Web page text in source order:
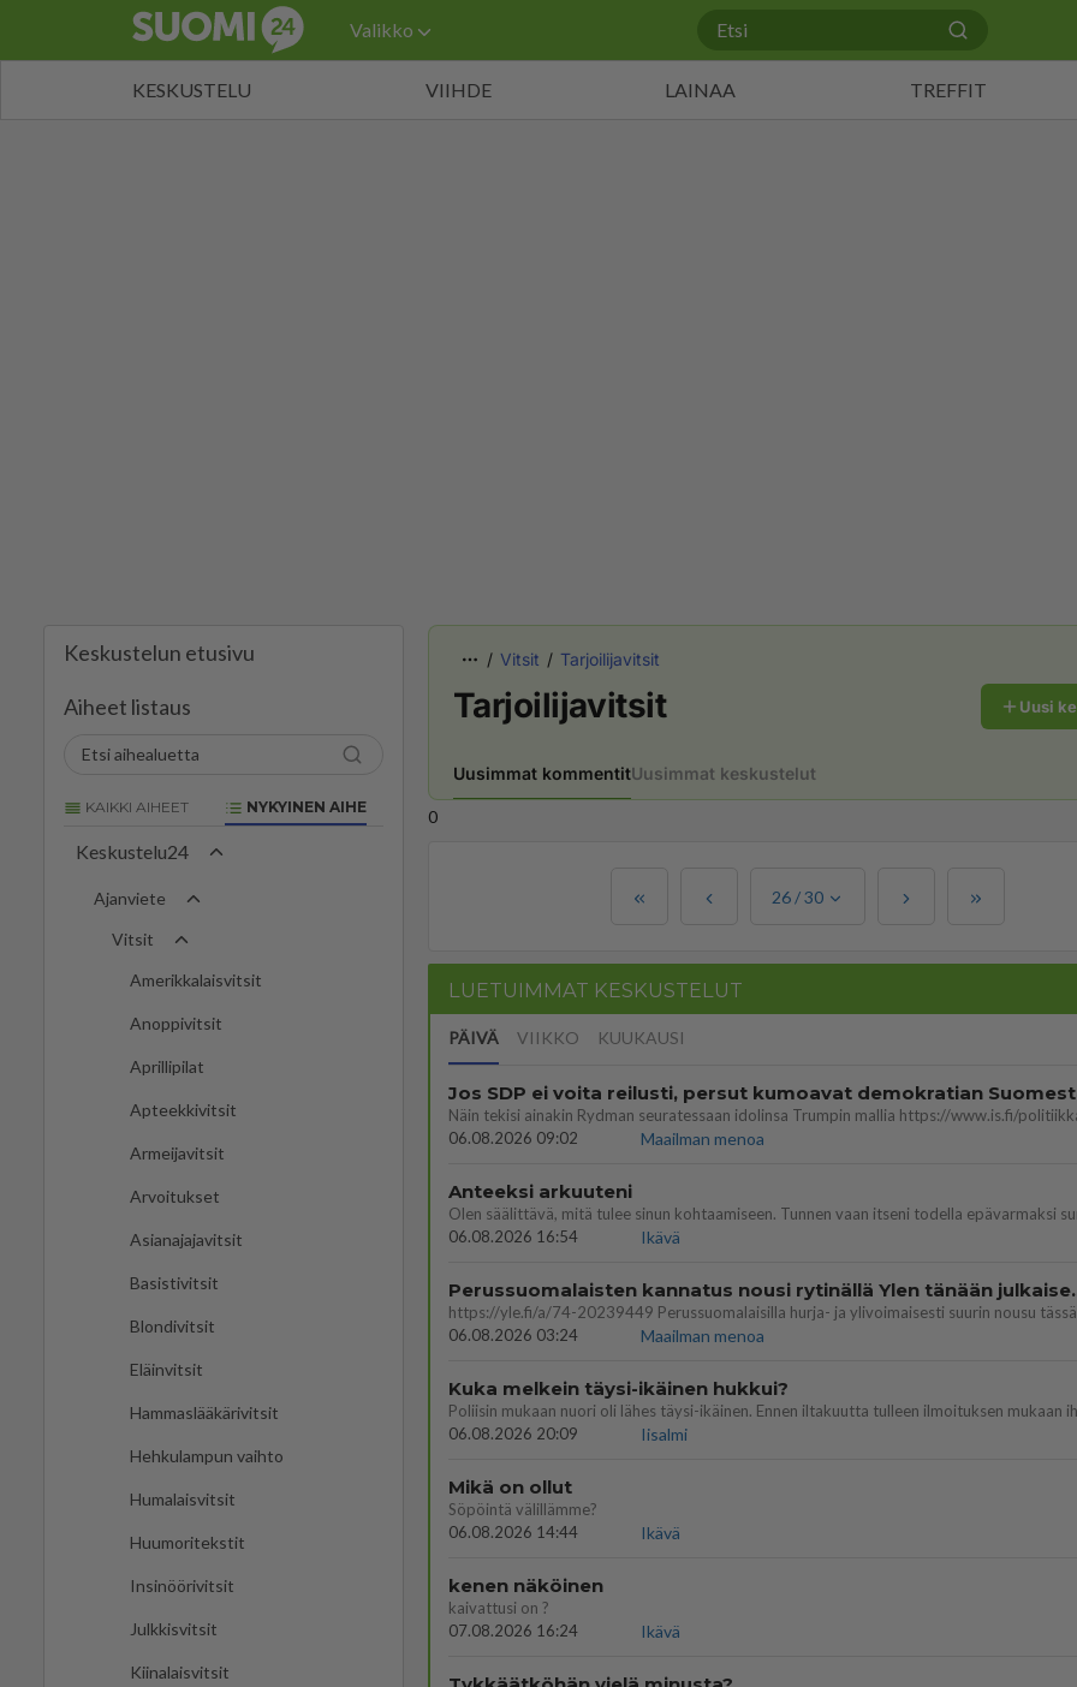
Valikko
KESKUSTELU VIIHDE LAINAA TREFFIT
Keskustelun etusivu
Aiheet listaus
KAIKKI AIHEET NYKYINEN AIHE
Keskustelu24
Ajanviete
Vitsit
Amerikkalaisvitsit
Anoppivitsit
Aprillipilat
Apteekkivitsit
Armeijavitsit
Arvoitukset
Asianajajavitsit
Basistivitsit
Blondivitsit
Eläinvitsit
Hammaslääkärivitsit
Hehkulampun vaihto
Humalaisvitsit
Huumoritekstit
Insinöörivitsit
Julkkisvitsit
Kiinalaisvitsit
Vitsit Tarjoilijavitsit
Tarjoilijavitsit Uusi
Uusimmat kommentitUusimmat keskustelut
0
26 /30
LUETUIMMAT KESKUSTELUT
PÄIVÄ VIIKKO KUUKAUSI
Jos SDP ei voita reilusti, persut kumoavat demokratian
06.08.2026 09:02
Maailman menoa
Anteeksi arkuuteni
06.08.2026 16:54
Ikävä
Perussuomalaisten
06.08.2026 03:24
Maailman menoa
Kuka melkein täysi-ikäinen hukkui?
06.08.2026 20:09
Iisalmi
Mikä on ollut
Söpöintä välillämme?
06.08.2026 14:44
Ikävä
kenen näköinen
kaivattusi on ?
07.08.2026 16:24
Ikävä